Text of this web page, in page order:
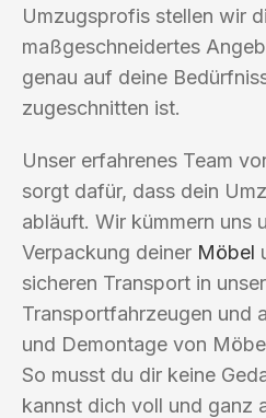
Umzugsprofis stellen wir
maßgeschneidertes
genau auf deine
zugeschnitten ist.
Unser erfahrenes Team
sorgt dafür, dass dein
abläuft. Wir kümmern uns
Verpackung deiner Möbel
sicheren Transport in
Transportfahrzeugen und
und Demontage von
So musst du dir keine
kannst dich voll und ganz